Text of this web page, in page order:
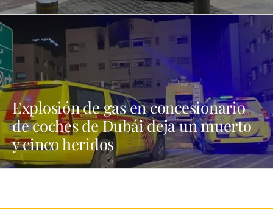
Explosión de gas en concesionario
de coches de Dubái deja un muerto
y cinco heridos